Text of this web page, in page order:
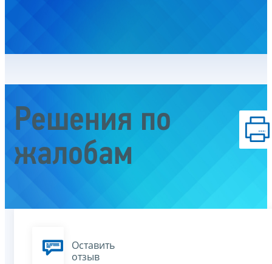
Решения по
жалобам
Оставить
отзыв